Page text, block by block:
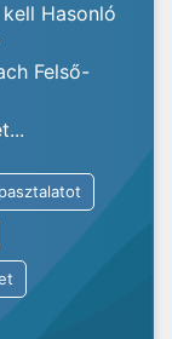
Hasonló
Felső-